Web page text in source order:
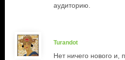
аудиторию.
Turandot
Нет ничего нового и,